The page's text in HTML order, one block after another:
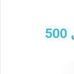
حبوب اومول باراسيتامول 500